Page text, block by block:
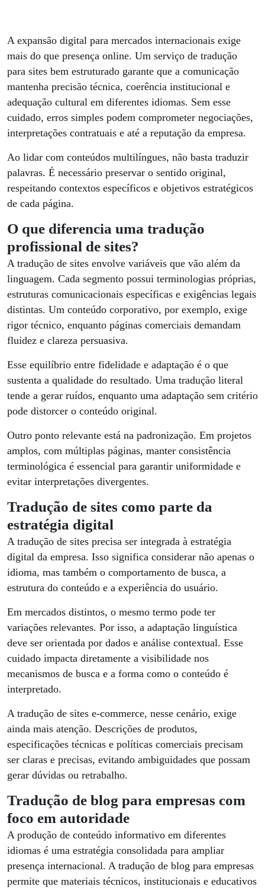
A expansão digital para mercados internacionais exige
mais do que presença online. Um serviço de tradução
para sites bem estruturado garante que a comunicação
mantenha precisão técnica, coerência institucional e
adequação cultural em diferentes idiomas. Sem esse
cuidado, erros simples podem comprometer negociações,
interpretações contratuais e até a reputação da empresa.
Ao lidar com conteúdos multilíngues, não basta traduzir
palavras. É necessário preservar o sentido original,
respeitando contextos específicos e objetivos estratégicos
de cada página.
O que diferencia uma tradução
profissional de sites?
A tradução de sites envolve variáveis que vão além da
linguagem. Cada segmento possui terminologias próprias,
estruturas comunicacionais específicas e exigências legais
distintas. Um conteúdo corporativo, por exemplo, exige
rigor técnico, enquanto páginas comerciais demandam
fluidez e clareza persuasiva.
Esse equilíbrio entre fidelidade e adaptação é o que
sustenta a qualidade do resultado. Uma tradução literal
tende a gerar ruídos, enquanto uma adaptação sem critério
pode distorcer o conteúdo original.
Outro ponto relevante está na padronização. Em projetos
amplos, com múltiplas páginas, manter consistência
terminológica é essencial para garantir uniformidade e
evitar interpretações divergentes.
Tradução de sites como parte da
estratégia digital
A tradução de sites precisa ser integrada à estratégia
digital da empresa. Isso significa considerar não apenas o
idioma, mas também o comportamento de busca, a
estrutura do conteúdo e a experiência do usuário.
Em mercados distintos, o mesmo termo pode ter
variações relevantes. Por isso, a adaptação linguística
deve ser orientada por dados e análise contextual. Esse
cuidado impacta diretamente a visibilidade nos
mecanismos de busca e a forma como o conteúdo é
interpretado.
A tradução de sites e-commerce, nesse cenário, exige
ainda mais atenção. Descrições de produtos,
especificações técnicas e políticas comerciais precisam
ser claras e precisas, evitando ambiguidades que possam
gerar dúvidas ou retrabalho.
Tradução de blog para empresas com
foco em autoridade
A produção de conteúdo informativo em diferentes
idiomas é uma estratégia consolidada para ampliar
presença internacional. A tradução de blog para empresas
permite que materiais técnicos, institucionais e educativos